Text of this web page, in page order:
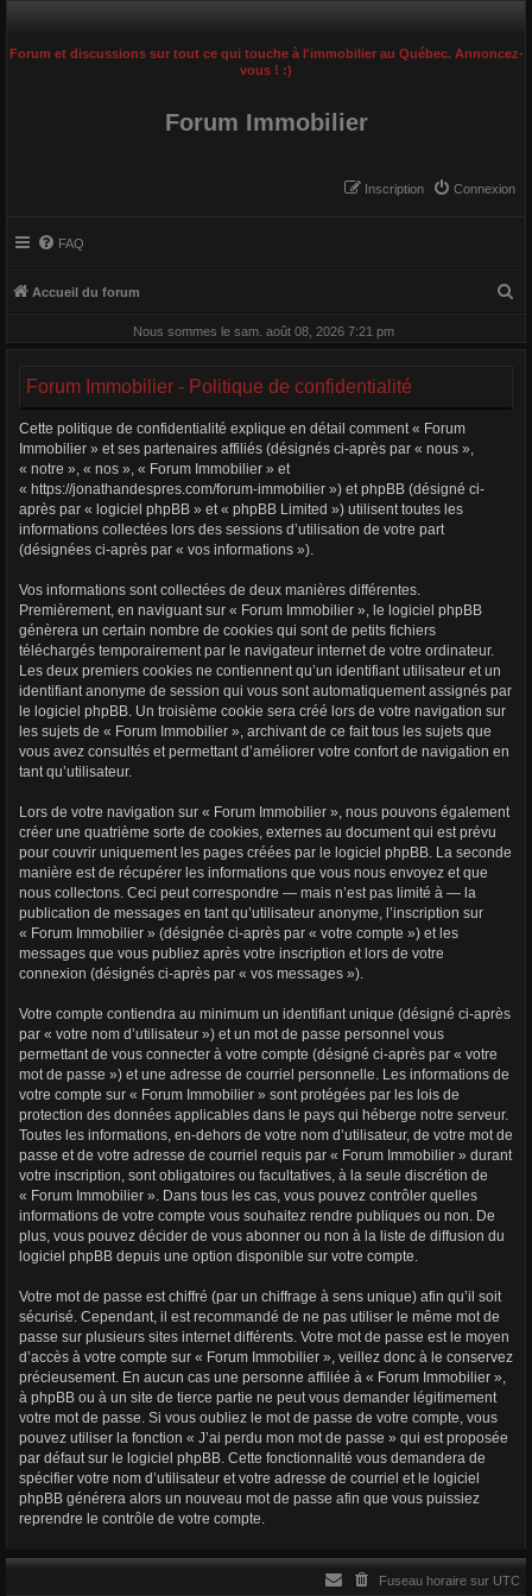
Forum et discussions sur tout ce qui touche à l'immobilier au Québec. Annoncez-
vous ! :)
Forum Immobilier
Connexion
Inscription
FAQ
Accueil du forum
c
Nous sommes le sam. août 08, 2026 7:21 pm
Forum Immobilier - Politique de confidentialité
Cette politique de confidentialité explique en détail comment « Forum
Immobilier » et ses partenaires affiliés (désignés ci-après par « nous »,
« notre », « nos », « Forum Immobilier » et
« https://jonathandespres.com/forum-immobilier ») et phpBB (désigné ci-
après par « logiciel phpBB » et « phpBB Limited ») utilisent toutes les
informations collectées lors des sessions d’utilisation de votre part
(désignées ci-après par « vos informations »).
Vos informations sont collectées de deux manières différentes.
Premièrement, en naviguant sur « Forum Immobilier », le logiciel phpBB
génèrera un certain nombre de cookies qui sont de petits fichiers
téléchargés temporairement par le navigateur internet de votre ordinateur.
Les deux premiers cookies ne contiennent qu’un identifiant utilisateur et un
identifiant anonyme de session qui vous sont automatiquement assignés par
le logiciel phpBB. Un troisième cookie sera créé lors de votre navigation sur
les sujets de « Forum Immobilier », archivant de ce fait tous les sujets que
vous avez consultés et permettant d’améliorer votre confort de navigation en
tant qu’utilisateur.
Lors de votre navigation sur « Forum Immobilier », nous pouvons également
créer une quatrième sorte de cookies, externes au document qui est prévu
pour couvrir uniquement les pages créées par le logiciel phpBB. La seconde
manière est de récupérer les informations que vous nous envoyez et que
nous collectons. Ceci peut correspondre — mais n’est pas limité à — la
publication de messages en tant qu’utilisateur anonyme, l’inscription sur
« Forum Immobilier » (désignée ci-après par « votre compte ») et les
messages que vous publiez après votre inscription et lors de votre
connexion (désignés ci-après par « vos messages »).
Votre compte contiendra au minimum un identifiant unique (désigné ci-après
par « votre nom d’utilisateur ») et un mot de passe personnel vous
permettant de vous connecter à votre compte (désigné ci-après par « votre
mot de passe ») et une adresse de courriel personnelle. Les informations de
votre compte sur « Forum Immobilier » sont protégées par les lois de
protection des données applicables dans le pays qui héberge notre serveur.
Toutes les informations, en-dehors de votre nom d’utilisateur, de votre mot de
passe et de votre adresse de courriel requis par « Forum Immobilier » durant
votre inscription, sont obligatoires ou facultatives, à la seule discrétion de
« Forum Immobilier ». Dans tous les cas, vous pouvez contrôler quelles
informations de votre compte vous souhaitez rendre publiques ou non. De
plus, vous pouvez décider de vous abonner ou non à la liste de diffusion du
logiciel phpBB depuis une option disponible sur votre compte.
Votre mot de passe est chiffré (par un chiffrage à sens unique) afin qu’il soit
sécurisé. Cependant, il est recommandé de ne pas utiliser le même mot de
passe sur plusieurs sites internet différents. Votre mot de passe est le moyen
d’accès à votre compte sur « Forum Immobilier », veillez donc à le conservez
précieusement. En aucun cas une personne affiliée à « Forum Immobilier »,
à phpBB ou à un site de tierce partie ne peut vous demander légitimement
votre mot de passe. Si vous oubliez le mot de passe de votre compte, vous
pouvez utiliser la fonction « J’ai perdu mon mot de passe » qui est proposée
par défaut sur le logiciel phpBB. Cette fonctionnalité vous demandera de
spécifier votre nom d’utilisateur et votre adresse de courriel et le logiciel
phpBB générera alors un nouveau mot de passe afin que vous puissiez
reprendre le contrôle de votre compte.
Fuseau horaire sur UTC